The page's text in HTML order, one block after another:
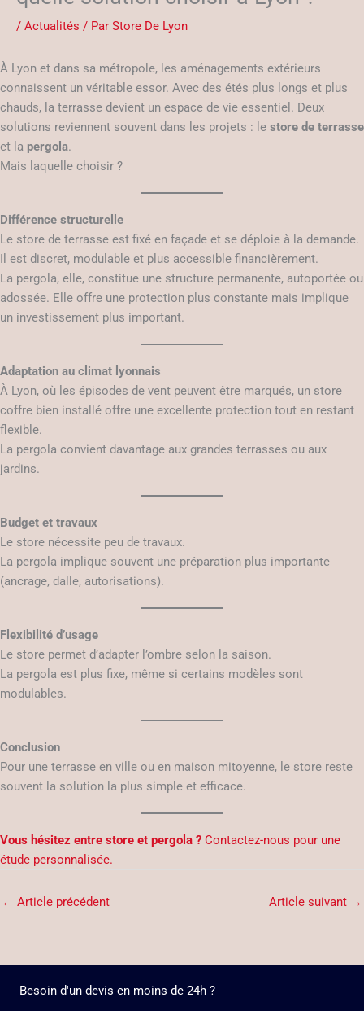
/ Actualités / Par Store De Lyon
À Lyon et dans sa métropole, les aménagements extérieurs
connaissent un véritable essor. Avec des étés plus longs et plus
chauds, la terrasse devient un espace de vie essentiel. Deux
solutions reviennent souvent dans les projets : le store de terrasse
et la pergola.
Mais laquelle choisir ?
Différence structurelle
Le store de terrasse est fixé en façade et se déploie à la demande.
Il est discret, modulable et plus accessible financièrement.
La pergola, elle, constitue une structure permanente, autoportée ou
adossée. Elle offre une protection plus constante mais implique
un investissement plus important.
Adaptation au climat lyonnais
À Lyon, où les épisodes de vent peuvent être marqués, un store
coffre bien installé offre une excellente protection tout en restant
flexible.
La pergola convient davantage aux grandes terrasses ou aux
jardins.
Budget et travaux
Le store nécessite peu de travaux.
La pergola implique souvent une préparation plus importante
(ancrage, dalle, autorisations).
Flexibilité d’usage
Le store permet d’adapter l’ombre selon la saison.
La pergola est plus fixe, même si certains modèles sont
modulables.
Conclusion
Pour une terrasse en ville ou en maison mitoyenne, le store reste
souvent la solution la plus simple et efficace.
Vous hésitez entre store et pergola ? Contactez-nous pour une
étude personnalisée.
← Article précédent Article suivant →
Besoin d'un devis en moins de 24h ?